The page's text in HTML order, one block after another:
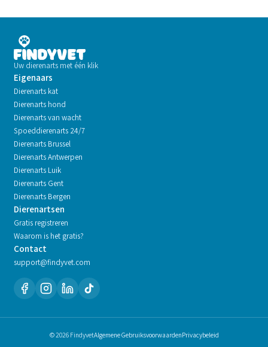
Uw dierenarts met één klik
Eigenaars
Dierenarts kat
Dierenarts hond
Dierenarts van wacht
Spoeddierenarts 24/7
Dierenarts Brussel
Dierenarts Antwerpen
Dierenarts Luik
Dierenarts Gent
Dierenarts Bergen
Dierenartsen
Gratis registreren
Waarom is het gratis?
Contact
support@findyvet.com
© 2026 FindyvetAlgemene GebruiksvoorwaardenPrivacybeleid